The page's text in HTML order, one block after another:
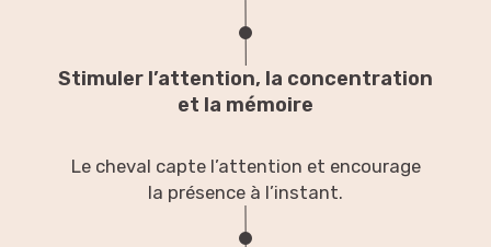
Stimuler l’attention, la concentration
et la mémoire
Le cheval capte l’attention et encourage
la présence à l’instant.